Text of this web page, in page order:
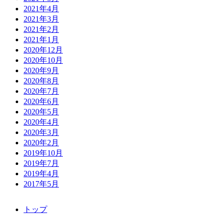
2021年4月
2021年3月
2021年2月
2021年1月
2020年12月
2020年10月
2020年9月
2020年8月
2020年7月
2020年6月
2020年5月
2020年4月
2020年3月
2020年2月
2019年10月
2019年7月
2019年4月
2017年5月
トップ